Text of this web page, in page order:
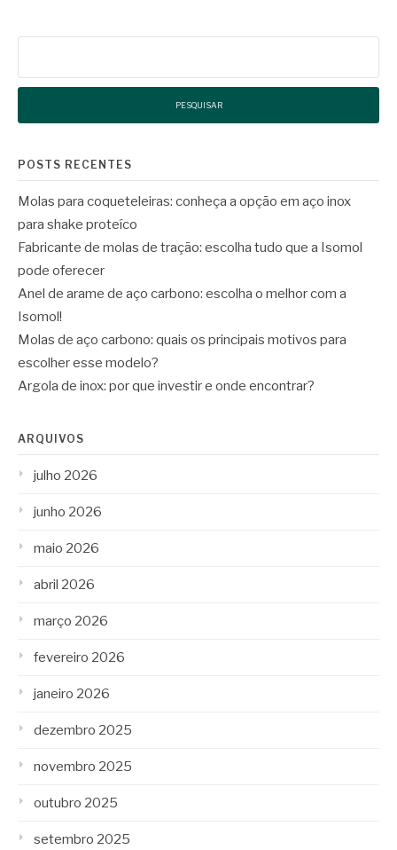
POSTS RECENTES
Molas para coqueteleiras: conheça a opção em aço inox
para shake proteíco
Fabricante de molas de tração: escolha tudo que a Isomol
pode oferecer
Anel de arame de aço carbono: escolha o melhor com a
Isomol!
Molas de aço carbono: quais os principais motivos para
escolher esse modelo?
Argola de inox: por que investir e onde encontrar?
ARQUIVOS
julho 2026
junho 2026
maio 2026
abril 2026
março 2026
fevereiro 2026
janeiro 2026
dezembro 2025
novembro 2025
outubro 2025
setembro 2025